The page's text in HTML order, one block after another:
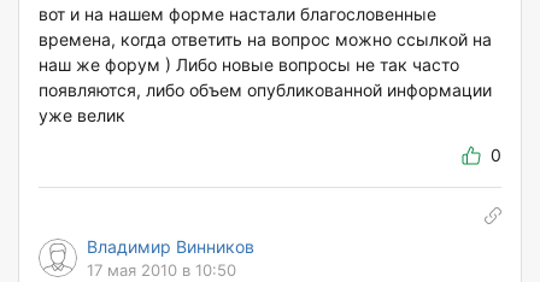
вот и на нашем форме настали благословенные
времена, когда ответить на вопрос можно ссылкой на
наш же форум ) Либо новые вопросы не так часто
появляются, либо объем опубликованной информации
уже велик
0
Владимир Винников
17 мая 2010 в 10:50